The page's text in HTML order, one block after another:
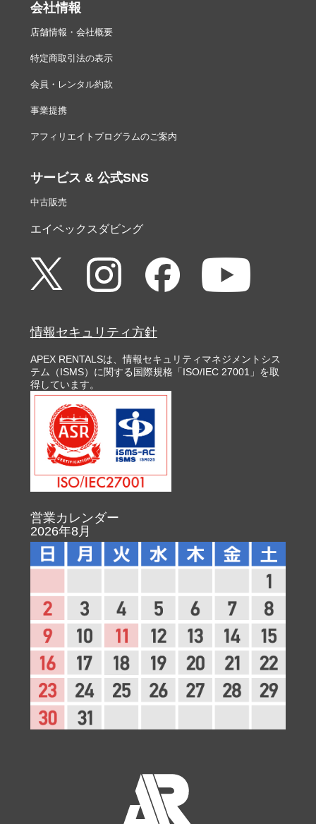
会社情報
店舗情報・会社概要
特定商取引法の表示
会員・レンタル約款
事業提携
アフィリエイトプログラムのご案内
サービス & 公式SNS
中古販売
エイペックスダビング
情報セキュリティ方針
APEX RENTALSは、情報セキュリティマネジメントシス
テム（ISMS）に関する国際規格「ISO/IEC 27001」を取
得しています。
営業カレンダー
2026年8月